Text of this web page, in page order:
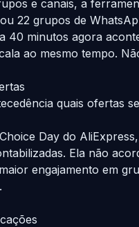
e canais, a
22 grupos de
40 minutos agora
ao mesmo tempo.
quais ofertas
Day do
Ela não
engajamento em